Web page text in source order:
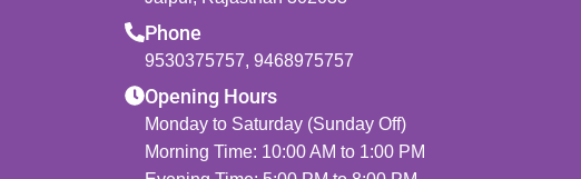
Phone
9530375757, 9468975757
Opening Hours
Monday to Saturday (Sunday Off)
Morning Time: 10:00 AM to 1:00 PM